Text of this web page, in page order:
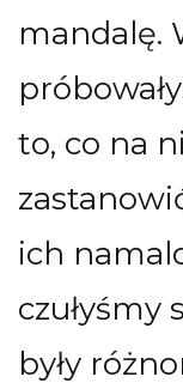
mandalę.
to, co na
ich
czułyśmy
były